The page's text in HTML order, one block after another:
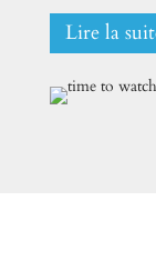
Lire la